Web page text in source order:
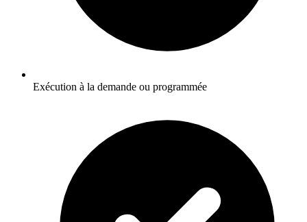
Exécution à la demande ou programmée